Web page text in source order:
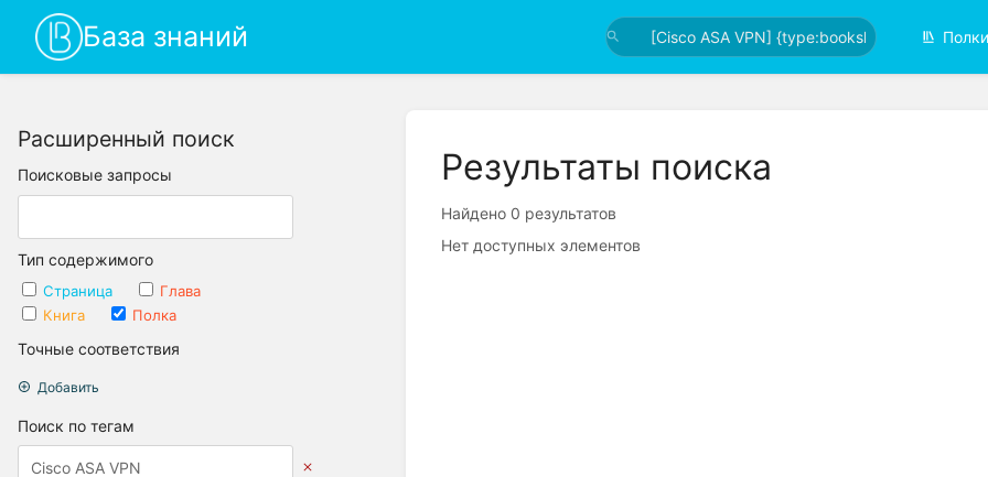
База знаний Полки
Расширенный поиск
Поисковые запросы
Тип содержимого
Страница
Глава
Книга
Полка
Точные соответствия
Добавить
Поиск по тегам
Результаты поиска
Найдено 0 результатов
Нет доступных элементов